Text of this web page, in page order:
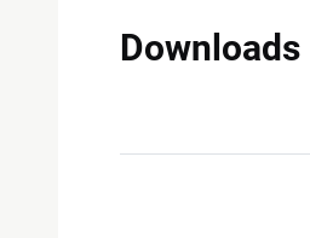
Downloads